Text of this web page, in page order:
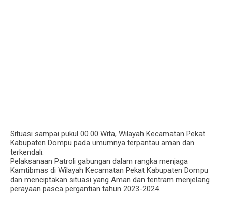
Situasi sampai pukul 00.00 Wita, Wilayah Kecamatan Pekat
Kabupaten Dompu pada umumnya terpantau aman dan
terkendali.
Pelaksanaan Patroli gabungan dalam rangka menjaga
Kamtibmas di Wilayah Kecamatan Pekat Kabupaten Dompu
dan menciptakan situasi yang Aman dan tentram menjelang
perayaan pasca pergantian tahun 2023-2024.